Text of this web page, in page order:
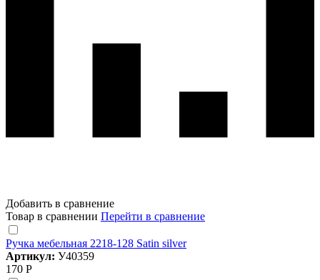
Добавить в сравнение
Товар в сравнении Перейти в сравнение
Ручка мебельная 2218-128 Satin silver
Артикул: У40359
170 Р